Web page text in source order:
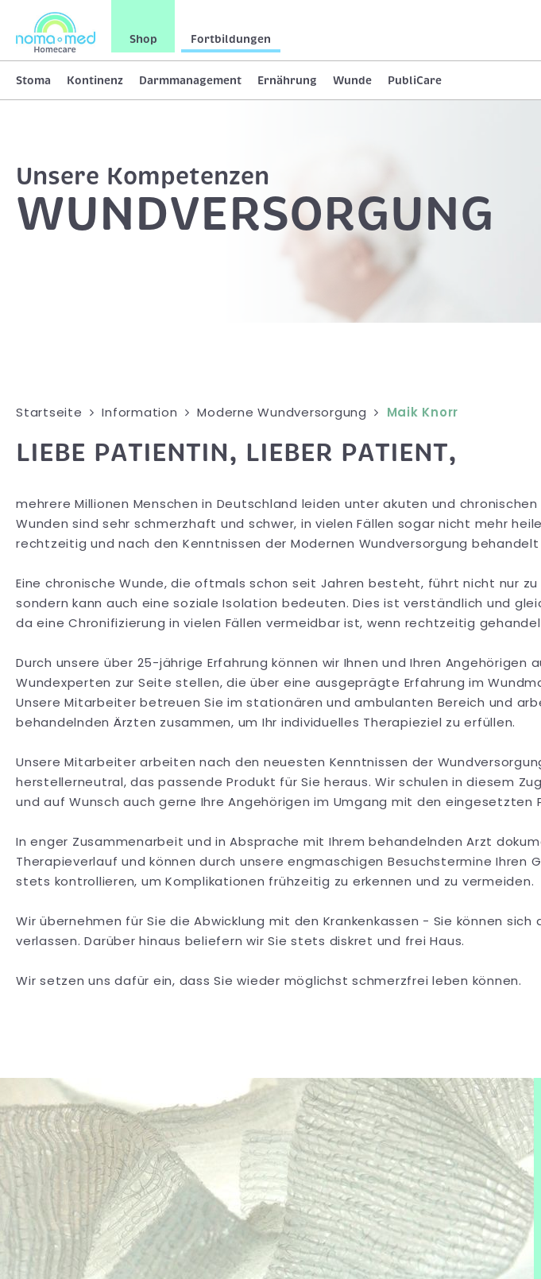
Shop Fortbildungen
Stoma Kontinenz Darmmanagement Ernährung Wunde PubliCare
Unsere Kompetenzen
WUNDVERSORGUNG
Startseite Information Moderne Wundversorgung Maik Knorr
LIEBE PATIENTIN, LIEBER PATIENT,
mehrere Millionen Menschen in Deutschland leiden unter akuten und chronischen
Wunden sind sehr schmerzhaft und schwer, in vielen Fällen sogar nicht mehr
rechtzeitig und nach den Kenntnissen der Modernen Wundversorgung behandelt
Eine chronische Wunde, die oftmals schon seit Jahren besteht, führt nicht nur zu
sondern kann auch eine soziale Isolation bedeuten. Dies ist verständlich und
da eine Chronifizierung in vielen Fällen vermeidbar ist, wenn rechtzeitig
Durch unsere über 25-jährige Erfahrung können wir Ihnen und Ihren Angehörigen
Wundexperten zur Seite stellen, die über eine ausgeprägte Erfahrung im
Unsere Mitarbeiter betreuen Sie im stationären und ambulanten Bereich und
behandelnden Ärzten zusammen, um Ihr individuelles Therapieziel zu erfüllen.
Unsere Mitarbeiter arbeiten nach den neuesten Kenntnissen der
herstellerneutral, das passende Produkt für Sie heraus. Wir schulen in diesem
und auf Wunsch auch gerne Ihre Angehörigen im Umgang mit den eingesetzten
In enger Zusammenarbeit und in Absprache mit Ihrem behandelnden Arzt
Therapieverlauf und können durch unsere engmaschigen Besuchstermine Ihren
stets kontrollieren, um Komplikationen frühzeitig zu erkennen und zu vermeiden.
Wir übernehmen für Sie die Abwicklung mit den Krankenkassen - Sie können sich
verlassen. Darüber hinaus beliefern wir Sie stets diskret und frei Haus.
Wir setzen uns dafür ein, dass Sie wieder möglichst schmerzfrei leben können.